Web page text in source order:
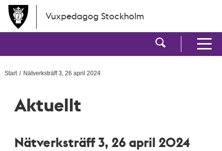
Hoppa till huvudinnehållet
Vuxpedagog Stockholm
Visa
Visa
Start Nätverksträff 3, 26 april 2024
Aktuellt
Nätverksträff 3, 26 april 2024